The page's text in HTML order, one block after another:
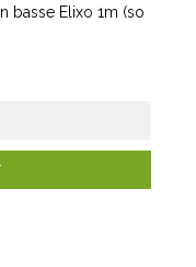
basse Elixo 1m (so